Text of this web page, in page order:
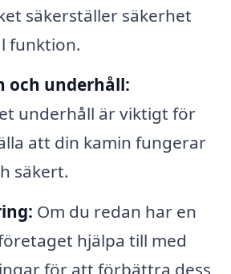
säkerställer säkerhet
funktion.
och underhåll:
underhåll är viktigt för
att din kamin fungerar
säkert.
Om du redan har en
hjälpa till med
för att förbättra dess